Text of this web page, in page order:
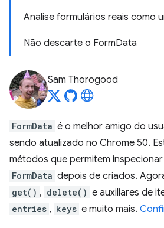
Analise formulários reais como
Não descarte o FormData
Sam Thorogood
FormData é o melhor amigo do
sendo atualizado no Chrome 50.
métodos que permitem
FormData depois de criados.
get() , delete() e auxiliares de
entries , keys e muito mais.